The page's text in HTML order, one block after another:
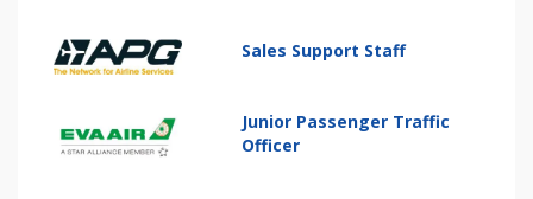
Sales Support Staff
Junior Passenger Traffic
Officer